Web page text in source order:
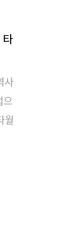
사
으
월